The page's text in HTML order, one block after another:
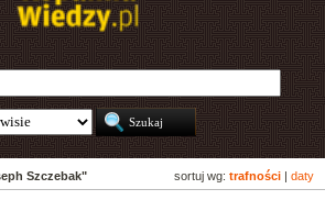
sortuj wg: trafności daty
Szczebak"